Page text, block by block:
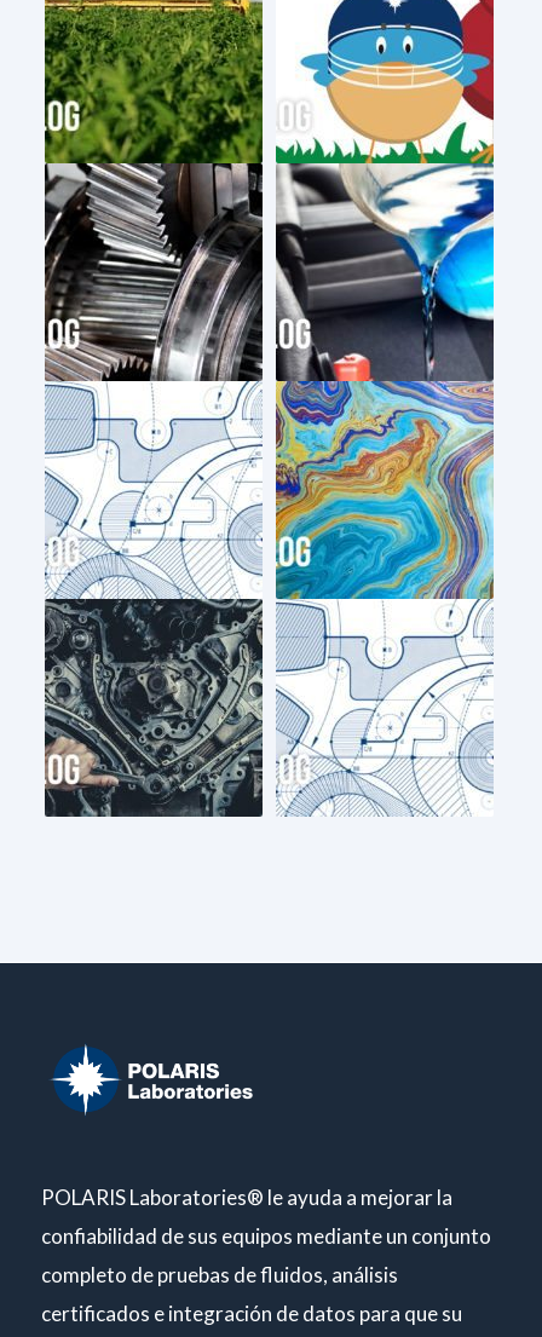
POLARIS Laboratories® le ayuda a mejorar la
confiabilidad de sus equipos mediante un conjunto
completo de pruebas de fluidos, análisis
certificados e integración de datos para que su